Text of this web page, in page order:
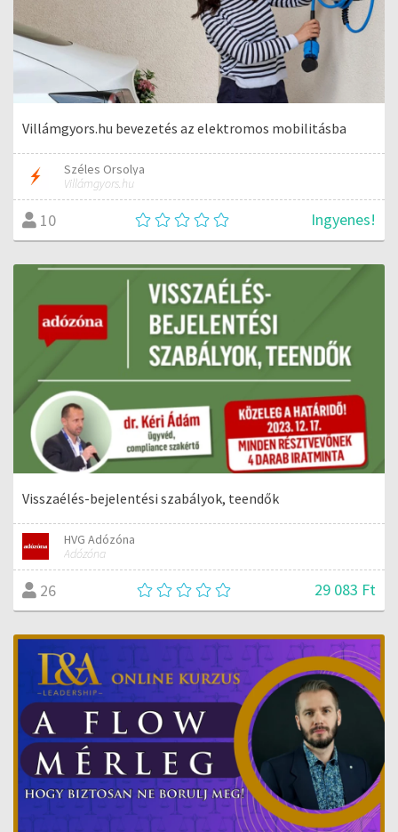
Villámgyors.hu bevezetés az elektromos mobilitásba
Széles Orsolya
Villámgyors.hu
10 Ingyenes!
Visszaélés-bejelentési szabályok, teendők
HVG Adózóna
Adózóna
26 29 083 Ft